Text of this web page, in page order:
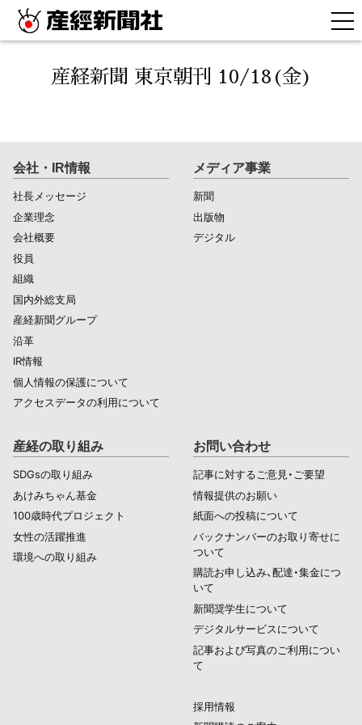
産経新聞 東京朝刊 10/18(金)
会社・IR情報
社長メッセージ
企業理念
会社概要
役員
組織
国内外総支局
産経新聞グループ
沿革
IR情報
個人情報の保護について
アクセスデータの利用について
メディア事業
新聞
出版物
デジタル
産経の取り組み
SDGsの取り組み
あけみちゃん基金
100歳時代プロジェクト
女性の活躍推進
環境への取り組み
お問い合わせ
記事に対するご意見・ご要望
情報提供のお願い
紙面への投稿について
バックナンバーのお取り寄せに
ついて
購読お申し込み、配達・集金につ
いて
新聞奨学生について
デジタルサービスについて
記事および写真のご利用につい
て
採用情報